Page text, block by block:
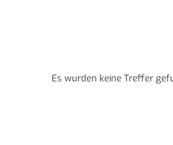
Es wurden keine Treffer